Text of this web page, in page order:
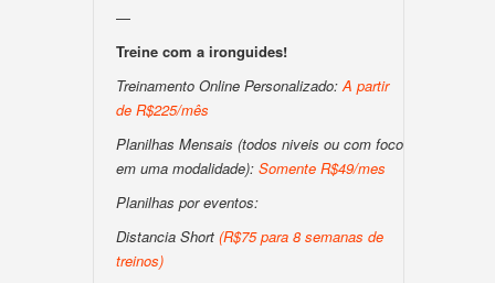
—
Treine com a ironguides!
Treinamento Online Personalizado:A partir
de R$225/mês
Planilhas Mensais (todos niveis ou com foco
em uma modalidade): Somente R$49/mes
Planilhas por eventos:
Distancia Short (R$75 para 8 semanas de
treinos)